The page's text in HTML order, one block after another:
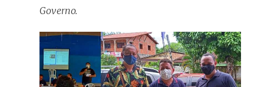
Governo.